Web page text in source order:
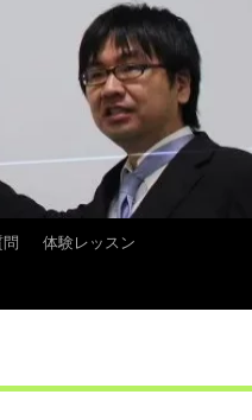
体験レッスン